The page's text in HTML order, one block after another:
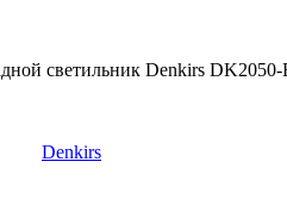
светильник Denkirs
Denkirs